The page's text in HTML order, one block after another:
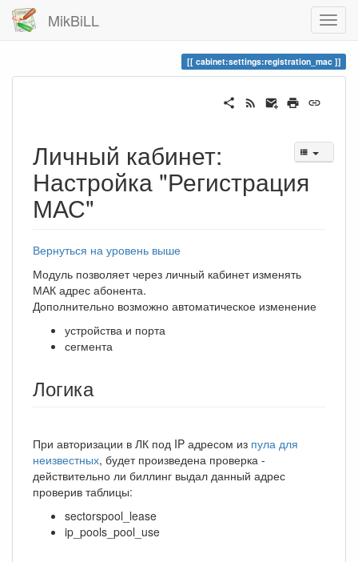
MikBiLL
cabinet:settings:registration_mac
Личный кабинет:
Настройка "Регистрация
МАС"
Вернуться на уровень выше
Модуль позволяет через личный кабинет изменять
МАК адрес абонента.
Дополнительно возможно автоматическое изменение
устройства и порта
сегмента
Логика
При авторизации в ЛК под IP адресом из пула для
неизвестных, будет произведена проверка -
действительно ли биллинг выдал данный адрес
проверив таблицы:
sectorspool_lease
ip_pools_pool_use